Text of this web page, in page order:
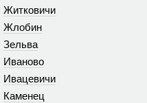
Житковичи
Жлобин
Зельва
Иваново
Ивацевичи
Каменец